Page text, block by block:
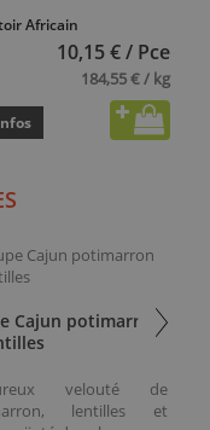
Africain
10,15 € / Pce
184,55 € / kg
Cajun potimarron
velouté de
lentilles et